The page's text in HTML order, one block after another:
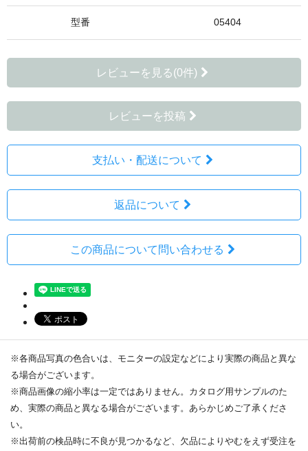
型番 05404
レビューを見る(0件)
レビューを投稿
支払い・配送について
返品について
この商品について問い合わせる
※各商品写真の色合いは、モニターの設定などにより実際の商品と異な
る場合がございます。
※商品画像の縮小率は一定ではありません。カタログ用サンプルのた
め、実際の商品と異なる場合がございます。あらかじめご了承くださ
い。
※出荷前の検品時に不良が見つかるなど、欠品によりやむをえず受注を